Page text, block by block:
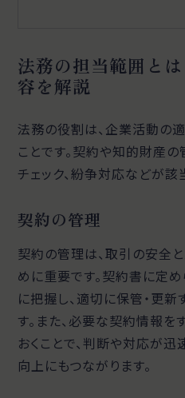
法務の担当範囲と
容を解説
法務の役割は、企業活動の
ことです。契約や知的財産の
チェック、紛争対応などが該
契約の管理
契約の管理は、取引の安全
めに重要です。契約書に定
に把握し、適切に保管・更新
す。また、必要な契約情報を
おくことで、判断や対応が
向上にもつながります。